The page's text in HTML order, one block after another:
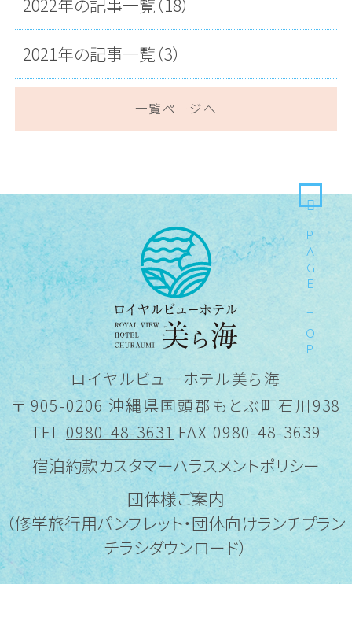
2021年の記事一覧（3）
一覧ページへ
PAGE TOP
ロイヤルビューホテル美ら海
〒 905-0206 沖縄県国頭郡もとぶ町石川938
TEL0980-48-3631 FAX 0980-48-3639
宿泊約款カスタマーハラスメントポリシー
団体様ご案内
（修学旅行用パンフレット・団体向けランチプラン
チラシダウンロード）